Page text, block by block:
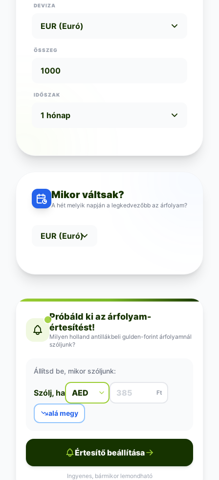
DEVIZA
ÖSSZEG
IDŐSZAK
Mikor váltsak?
A hét melyik napján a legkedvezőbb az árfolyam?
Próbáld ki az árfolyam-
értesítést!
Milyen holland antillákbeli gulden-forint árfolyamnál
szóljunk?
Állítsd be, mikor szóljunk:
Szólj, ha Ft
alá megy
Értesítő beállítása
Ingyenes, bármikor lemondható